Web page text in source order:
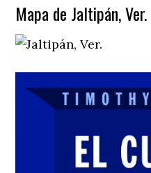
Mapa de Jaltipán, Ver.